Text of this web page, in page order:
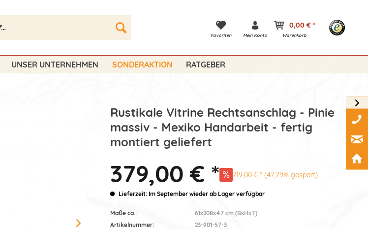
Favoriten Mein Konto
0,00 € *
Warenkorb
UNSER UNTERNEHMEN SONDERAKTION RATGEBER
Rustikale Vitrine Rechtsanschlag - Pinie
massiv - Mexiko Handarbeit - fertig
montiert geliefert
379,00 € * 719,00 € * (47,29% gespart)
Lieferzeit: Im September wieder ab Lager verfügbar
Maße ca.:
61x208x47 cm (BxHxT)
Artikelnummer:
23-901-57-3